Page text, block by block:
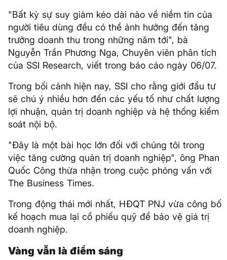
"Bất kỳ sự suy giảm kéo dài nào về niềm tin của
người tiêu dùng đều có thể ảnh hưởng đến tăng
trưởng doanh thu trong những năm tới", bà
Nguyễn Trần Phương Nga, Chuyên viên phân tích
của SSI Research, viết trong báo cáo ngày 06/07.
Trong bối cảnh hiện nay, SSI cho rằng giới đầu tư
sẽ chú ý nhiều hơn đến các yếu tố như chất lượng
lợi nhuận, quản trị doanh nghiệp và hệ thống kiểm
soát nội bộ.
"Đây là một bài học lớn đối với chúng tôi trong
việc tăng cường quản trị doanh nghiệp", ông Phan
Quốc Công thừa nhận trong cuộc phỏng vấn với
The Business Times.
Trong động thái mới nhất, HĐQT PNJ vừa công bố
kế hoạch mua lại cổ phiếu quỹ để bảo vệ giá trị
doanh nghiệp.
Vàng vẫn là điểm sáng